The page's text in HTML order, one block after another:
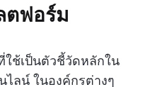
ตฟอร์ม
ใช้เป็นตัวชี้วัดหลักใน
ไลน์ ในองค์กรต่างๆ